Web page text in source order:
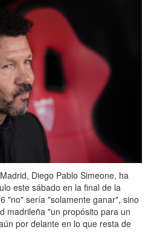
Diego Pablo Simeone, ha
este sábado en la final de la
"no" sería "solamente ganar", sino
madrileña "un propósito para un
por delante en lo que resta de